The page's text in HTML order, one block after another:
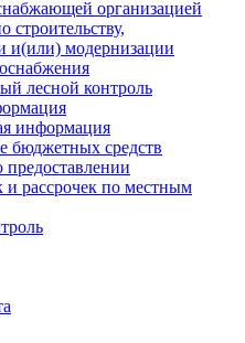
организацией
строительству,
и(или) модернизации
лесной контроль
информация
бюджетных средств
и рассрочек по местным